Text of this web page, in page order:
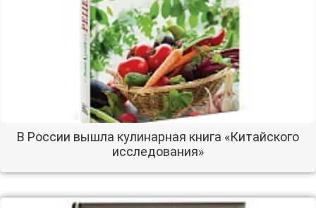
В России вышла кулинарная книга «Китайского
исследования»